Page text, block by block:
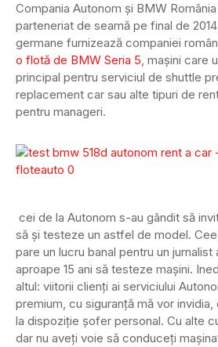
Compania Autonom și BMW
parteneriat de seamă pe final de
germane furnizează companiei
o flotă de BMW Seria 5, mașini care
principal pentru serviciul de shuttle
replacement car sau alte tipuri de
pentru manageri.
cei de la Autonom s-au gândit să
să și testeze un astfel de model.
pare un lucru banal pentru un
aproape 15 ani să testeze mașini.
altul: viitorii clienți ai serviciului
premium, cu siguranță mă vor
la dispoziție șofer personal. Cu alte
dar nu aveți voie să conduceți